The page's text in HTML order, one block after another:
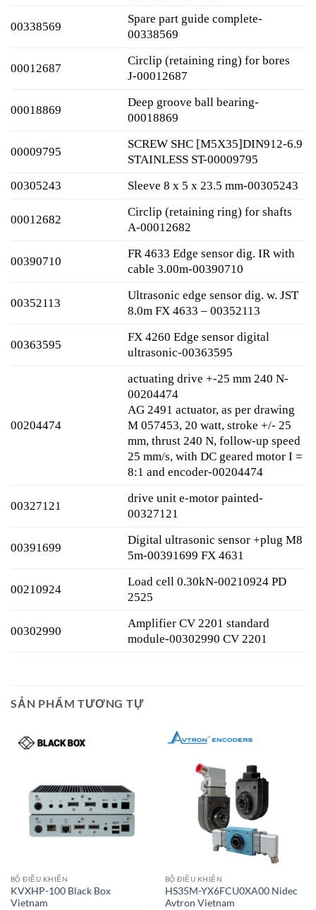
00338569
Spare part guide complete-
00338569
00012687
Circlip (retaining ring) for bores
J-00012687
00018869
Deep groove ball bearing-
00018869
00009795
SCREW SHC [M5X35]DIN912-6.9
STAINLESS ST-00009795
00305243
Sleeve 8 x 5 x 23.5 mm-00305243
00012682
Circlip (retaining ring) for shafts
A-00012682
00390710
FR 4633 Edge sensor dig. IR with
cable 3.00m-00390710
00352113
Ultrasonic edge sensor dig. w. JST
8.0m FX 4633 – 00352113
00363595
FX 4260 Edge sensor digital
ultrasonic-00363595
00204474
actuating drive +-25 mm 240 N-
00204474
AG 2491 actuator, as per drawing
M 057453, 20 watt, stroke +/- 25
mm, thrust 240 N, follow-up speed
25 mm/s, with DC geared motor I =
8:1 and encoder-00204474
00327121
drive unit e-motor painted-
00327121
00391699
Digital ultrasonic sensor +plug M8
5m-00391699 FX 4631
00210924
Load cell 0.30kN-00210924 PD
2525
00302990
Amplifier CV 2201 standard
module-00302990 CV 2201
SẢN PHẨM TƯƠNG TỰ
BỘ ĐIỀU KHIỂN
KVXHP-100 Black Box
Vietnam
BỘ ĐIỀU KHIỂN
HS35M-YX6FCU0XA00 Nidec
Avtron Vietnam